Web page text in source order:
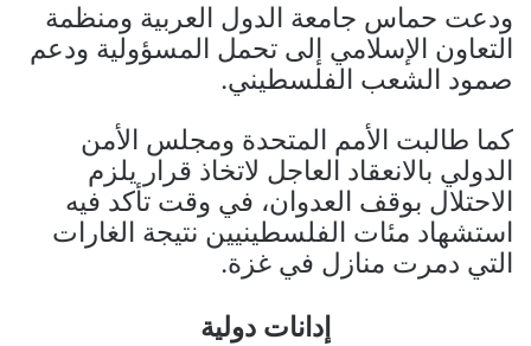
ودعت حماس جامعة الدول العربية ومنظمة
التعاون الإسلامي إلى تحمل المسؤولية ودعم
صمود الشعب الفلسطيني.
كما طالبت الأمم المتحدة ومجلس الأمن
الدولي بالانعقاد العاجل لاتخاذ قرار يلزم
الاحتلال بوقف العدوان، في وقت تأكد فيه
استشهاد مئات الفلسطينيين نتيجة الغارات
التي دمرت منازل في غزة.
إدانات دولية